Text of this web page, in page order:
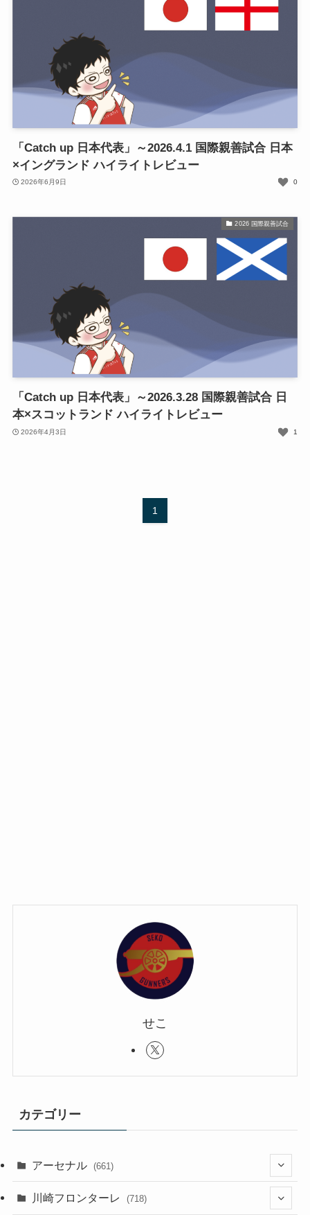
「Catch up 日本代表」～2026.4.1 国際親善試合 日本
×イングランド ハイライトレビュー
2026年6月9日 0
2026 国際親善試合
「Catch up 日本代表」～2026.3.28 国際親善試合 日
本×スコットランド ハイライトレビュー
2026年4月3日 1
1
せこ
カテゴリー
アーセナル (661)
(123)
川崎フロンターレ (718)